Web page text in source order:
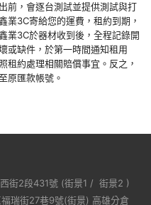
前，會逐台測試並提供測試與打
業3C寄給您的運費，租約到期，
業3C於器材收到後，全程記錄開
或缺件，於第一時間通知租用
租約處理相關賠償事宜。反之，
原匯款帳號。
街2段431號 (街景1 / 街景2 )
瑞街27巷9號(街景) 高雄分倉